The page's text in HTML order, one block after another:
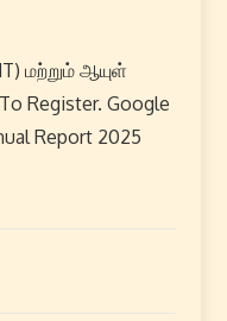
மற்றும் ஆயுள்
Register. Google
Report 2025